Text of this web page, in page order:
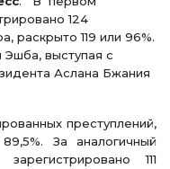
124
раскрыто 119 или 96%.
выступая с
Аслана Бжания
преступлений,
За аналогичный
111